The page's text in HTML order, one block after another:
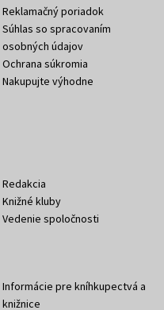
Reklamačný poriadok
Súhlas so spracovaním
osobných údajov
Ochrana súkromia
Nakupujte výhodne
Redakcia
Knižné kluby
Vedenie spoločnosti
Informácie pre kníhkupectvá a
knižnice